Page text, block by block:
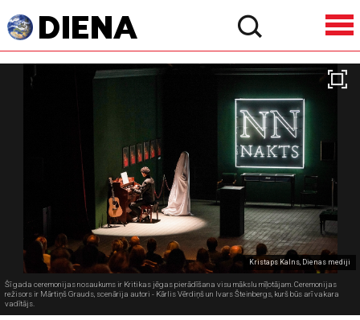
Kristaps Kalns, Dienas mediji
Šī gada ceremonijas nosaukums ir Kritikas jēgas pierādīšana visu mākslu mīļotājam. Ceremonijas
režisors ir Mārtiņš Grauds, scenārija autori - Kārlis Vērdiņš un Ivars Šteinbergs, kurš būs arī vakara
vadītājs.